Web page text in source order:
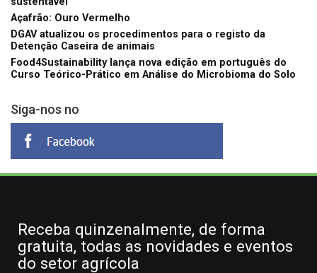
Açafrão: Ouro Vermelho
DGAV atualizou os procedimentos para o registo da
Detenção Caseira de animais
Food4Sustainability lança nova edição em português do
Curso Teórico-Prático em Análise do Microbioma do Solo
Siga-nos no
Receba quinzenalmente, de forma
gratuita, todas as novidades e eventos
do setor agrícola